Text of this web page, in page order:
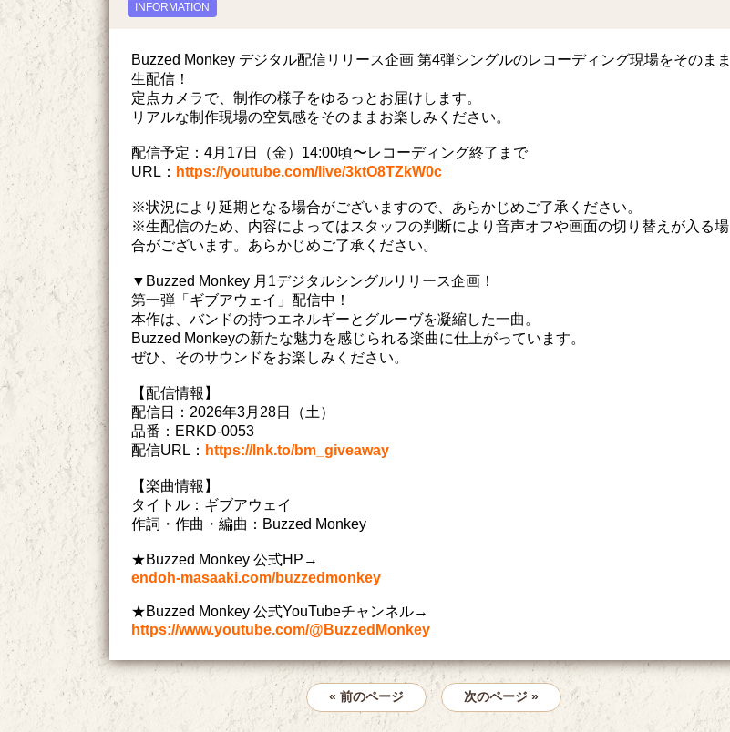
INFORMATION
Buzzed Monkey デジタル配信リリース企画 第4弾シングルのレコーディング現場をそのまま
生配信！
定点カメラで、制作の様子をゆるっとお届けします。
リアルな制作現場の空気感をそのままお楽しみください。
配信予定：4月17日（金）14:00頃〜レコーディング終了まで
URL： https://youtube.com/live/3ktO8TZkW0c
※状況により延期となる場合がございますので、あらかじめご了承ください。
※生配信のため、内容によってはスタッフの判断により音声オフや画面の切り替えが入る場
合がございます。あらかじめご了承ください。
▼Buzzed Monkey 月1デジタルシングルリリース企画！
第一弾「ギブアウェイ」配信中！
本作は、バンドの持つエネルギーとグルーヴを凝縮した一曲。
Buzzed Monkeyの新たな魅力を感じられる楽曲に仕上がっています。
ぜひ、そのサウンドをお楽しみください。
【配信情報】
配信日：2026年3月28日（土）
品番：ERKD-0053
配信URL： https://lnk.to/bm_giveaway
【楽曲情報】
タイトル：ギブアウェイ
作詞・作曲・編曲：Buzzed Monkey
★Buzzed Monkey 公式HP→
endoh-masaaki.com/buzzedmonkey
★Buzzed Monkey 公式YouTubeチャンネル→
https://www.youtube.com/@BuzzedMonkey
« 前のページ 次のページ »